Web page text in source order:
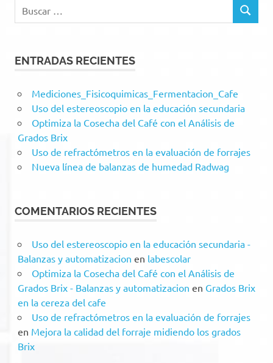
BUSCAR
ENTRADAS RECIENTES
Mediciones_Fisicoquimicas_Fermentacion_Cafe
Uso del estereoscopio en la educación secundaria
Optimiza la Cosecha del Café con el Análisis de
Grados Brix
Uso de refractómetros en la evaluación de forrajes
Nueva línea de balanzas de humedad Radwag
COMENTARIOS RECIENTES
Uso del estereoscopio en la educación secundaria -
Balanzas y automatizacion en labescolar
Optimiza la Cosecha del Café con el Análisis de
Grados Brix - Balanzas y automatizacion en Grados Brix
en la cereza del cafe
Uso de refractómetros en la evaluación de forrajes
en Mejora la calidad del forraje midiendo los grados
Brix